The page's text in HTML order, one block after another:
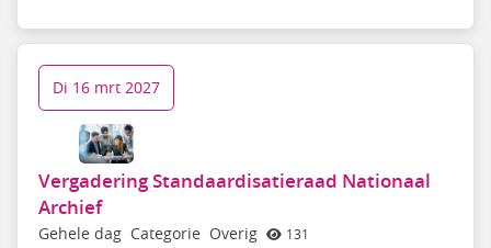
Vergadering Standaardisatieraad Nationaal
Archief
Gehele dag Categorie Overig 131
Di 16 mrt 2027